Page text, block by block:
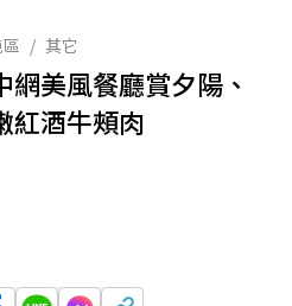
/ 其它
美風餐廳賞夕陽、
紅酒牛頰肉